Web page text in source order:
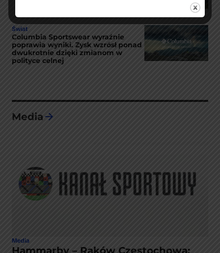
Świat
Columbia Sportswear wyraźnie
poprawia wyniki. Zysk wzrósł ponad
dwukrotnie dzięki zmianom w
polityce celnej
Media
Media
Hammarby – Raków Częstochowa: